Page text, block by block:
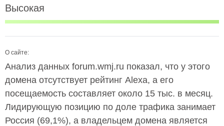
Высокая
О сайте:
Анализ данных forum.wmj.ru показал, что у этого
домена отсутствует рейтинг Alexa, а его
посещаемость составляет около 15 тыс. в месяц.
Лидирующую позицию по доле трафика занимает
Россия (69,1%), а владельцем домена является